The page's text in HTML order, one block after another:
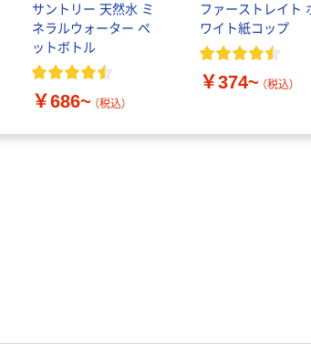
サントリー 天然水 ミ
ネラルウォーター ペ
ットボトル
￥686~ （税込）
ファーストレイト
ワイト紙コップ
￥374~ （税込）